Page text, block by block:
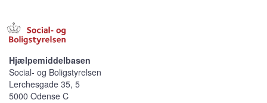
Hjælpemiddelbasen
Social- og Boligstyrelsen
Lerchesgade 35, 5
5000 Odense C